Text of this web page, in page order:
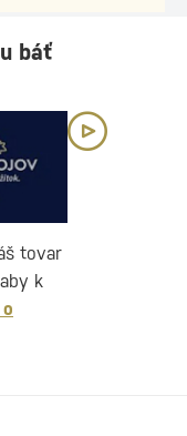
báť
tovar
k